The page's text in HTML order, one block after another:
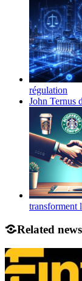
régulation
John Ternus
transforment
Related news